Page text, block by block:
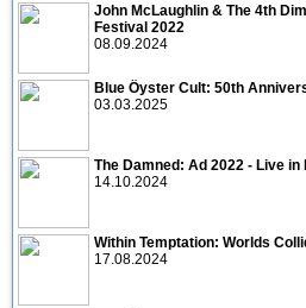
John McLaughlin & The 4th
Festival 2022
08.09.2024
Blue Öyster Cult: 50th
03.03.2025
The Damned: Ad 2022 - Live
14.10.2024
Within Temptation: Worlds
17.08.2024